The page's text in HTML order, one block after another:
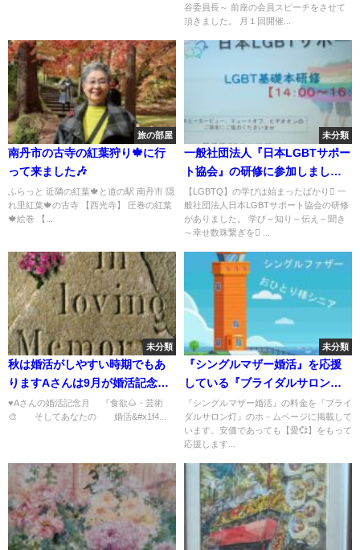
谷委員長～ 前座の会員スピーチをさせて
頂きました。 月１回開催...
旅の部屋
南丹市の古寺の紅葉狩り🍁に行
って来ました🎶
ふらっと 近隣の紅葉🍁と道の駅 南丹市 隠
れ里紅葉🍁の古寺 【西光寺】 圧巻の紅葉
🍁絵巻 【...
未分類
一般社団法人『日本LGBTサポー
ト協会』の研修に参加しました
🌈
【LGBTQ】の学びは始まったばかり 一
般社団法人日本LGBTサポート協会の研修
がありました。 学び～知り～伝え～聞き
～幸せ数珠繋ぎを ...
未分類
秋は婚活がしやすい時期でもあ
りますAさんは9月が婚活記念月
💗になりました‼️
♥️Aさんの婚活記念月 『食欲🌰・芸術
🎨 そしてあなたの 婚活&#x1f4...
未分類
『シングルマザー婚活』を応援
している『ブライダルサロン
灯』では安価な料金でお相手を
探します❗️
『シングルマザー婚活』の料金を『ブライ
ダルサロン灯』のホ－ムページに掲載して
います。安価であっても【愛💞】をもって
応援します...